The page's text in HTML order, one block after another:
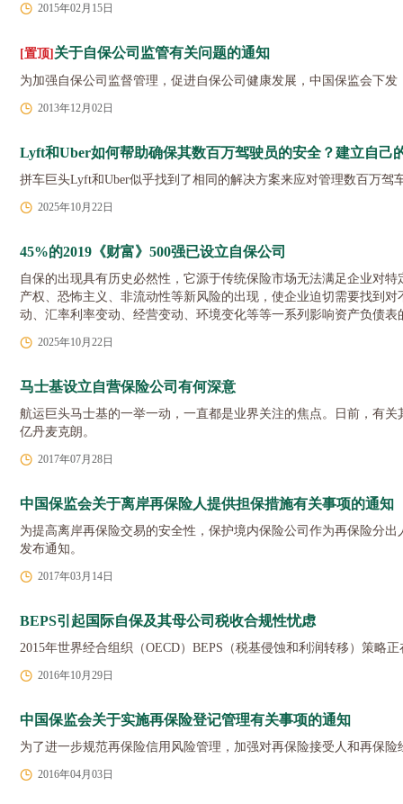
2015年02月15日
[置顶] 关于自保公司监管有关问题的通知
为加强自保公司监督管理，促进自保公司健康发展，中国保监会下
2013年12月02日
Lyft和Uber如何帮助确保其数百万驾驶员的安全？建立自己
拼车巨头Lyft和Uber似乎找到了相同的解决方案来应对管理数百万驾
2025年10月22日
45%的2019《财富》500强已设立自保公司
自保的出现具有历史必然性，它源于传统保险市场无法满足企业对
产权、恐怖主义、非流动性等新风险的出现，使企业迫切需要找到
动、汇率利率变动、经营变动、环境变化等等一系列影响资产负债
2025年10月22日
马士基设立自营保险公司有何深意
航运巨头马士基的一举一动，一直都是业界关注的焦点。日前，有
亿丹麦克朗。
2017年07月28日
中国保监会关于离岸再保险人提供担保措施有关事项的通知
为提高离岸再保险交易的安全性，保护境内保险公司作为再保险分
发布通知。
2017年03月14日
BEPS引起国际自保及其母公司税收合规性忧虑
2015年世界经合组织（OECD）BEPS（税基侵蚀和利润转移）策略
2016年10月29日
中国保监会关于实施再保险登记管理有关事项的通知
为了进一步规范再保险信用风险管理，加强对再保险接受人和再保
2016年04月03日